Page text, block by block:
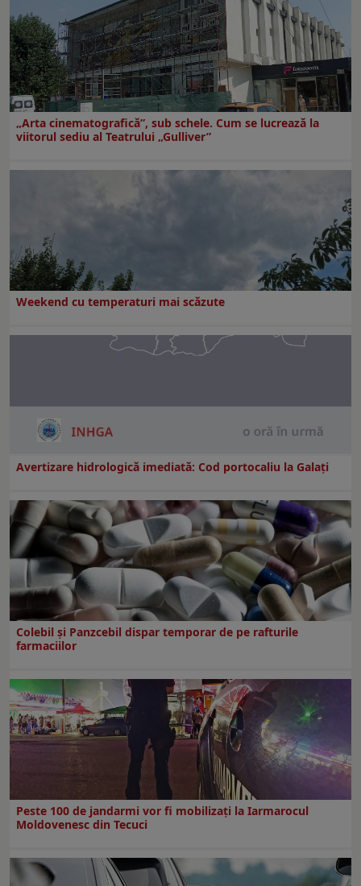
„Arta cinematografică”, sub schele. Cum se lucrează la
viitorul sediu al Teatrului „Gulliver”
Weekend cu temperaturi mai scăzute
Avertizare hidrologică imediată: Cod portocaliu la Galaţi
Colebil și Panzcebil dispar temporar de pe rafturile
farmaciilor
Peste 100 de jandarmi vor fi mobilizați la Iarmarocul
Moldovenesc din Tecuci